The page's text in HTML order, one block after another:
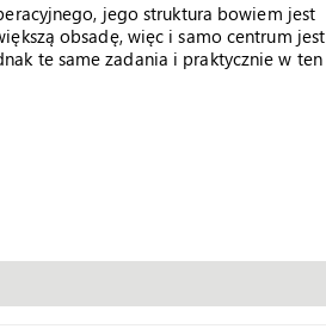
jego struktura bowiem jest
obsadę, więc i samo centrum jest
te same zadania i praktycznie w ten